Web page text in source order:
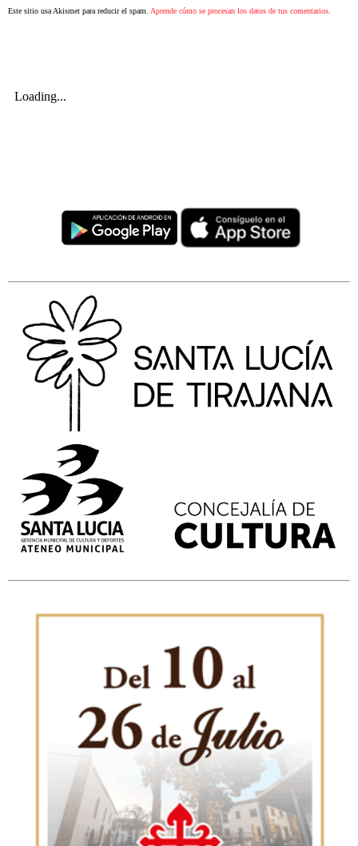
Este sitio usa Akismet para reducir el spam. Aprende cómo se procesan los datos de tus comentarios